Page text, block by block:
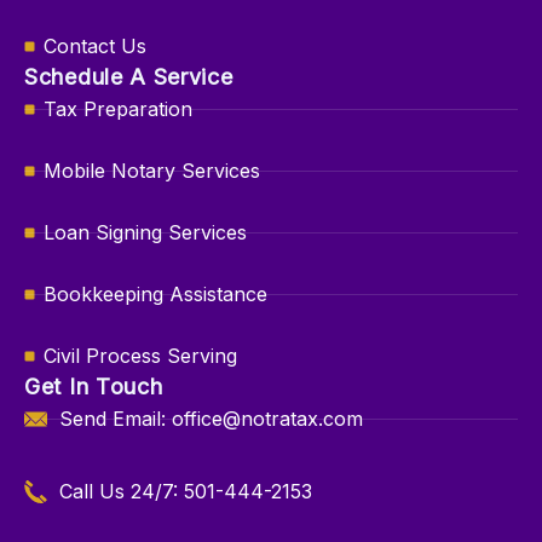
Contact Us
Schedule A Service
Tax Preparation
Mobile Notary Services
Loan Signing Services
Bookkeeping Assistance
Civil Process Serving
Get In Touch
Send Email: office@notratax.com
Call Us 24/7: 501-444-2153